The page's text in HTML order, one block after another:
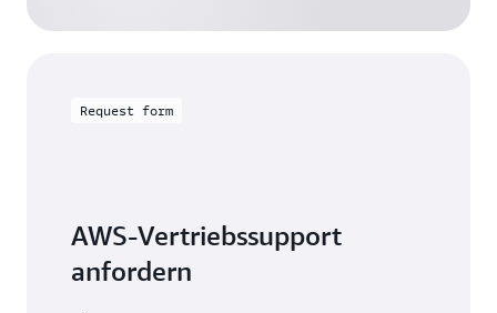
Request form
AWS-Vertriebssupport
anfordern